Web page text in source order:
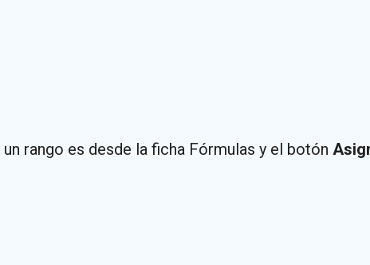
rango es desde la ficha Fórmulas y el botón